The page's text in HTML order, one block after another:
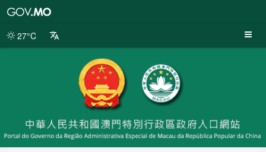
da
27°C